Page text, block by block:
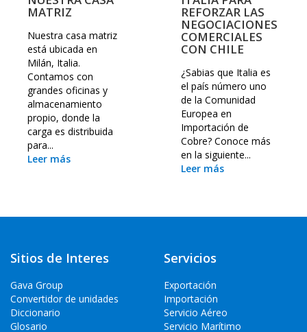
MATRIZ
Nuestra casa matriz
está ubicada en
Milán, Italia.
Contamos con
grandes oficinas y
almacenamiento
propio, donde la
carga es distribuida
para...
Leer más
REFORZAR LAS
NEGOCIACIONES
COMERCIALES
CON CHILE
¿Sabias que Italia es
el país número uno
de la Comunidad
Europea en
Importación de
Cobre? Conoce más
en la siguiente...
Leer más
Sitios de Interes
Gava Group
Convertidor de unidades
Diccionario
Glosario
Servicios
Exportación
Importación
Servicio Aéreo
Servicio Marítimo